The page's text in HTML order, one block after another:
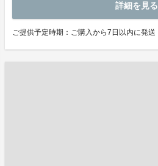
詳細を見る
ご提供予定時期：ご購入から7日以内に発送